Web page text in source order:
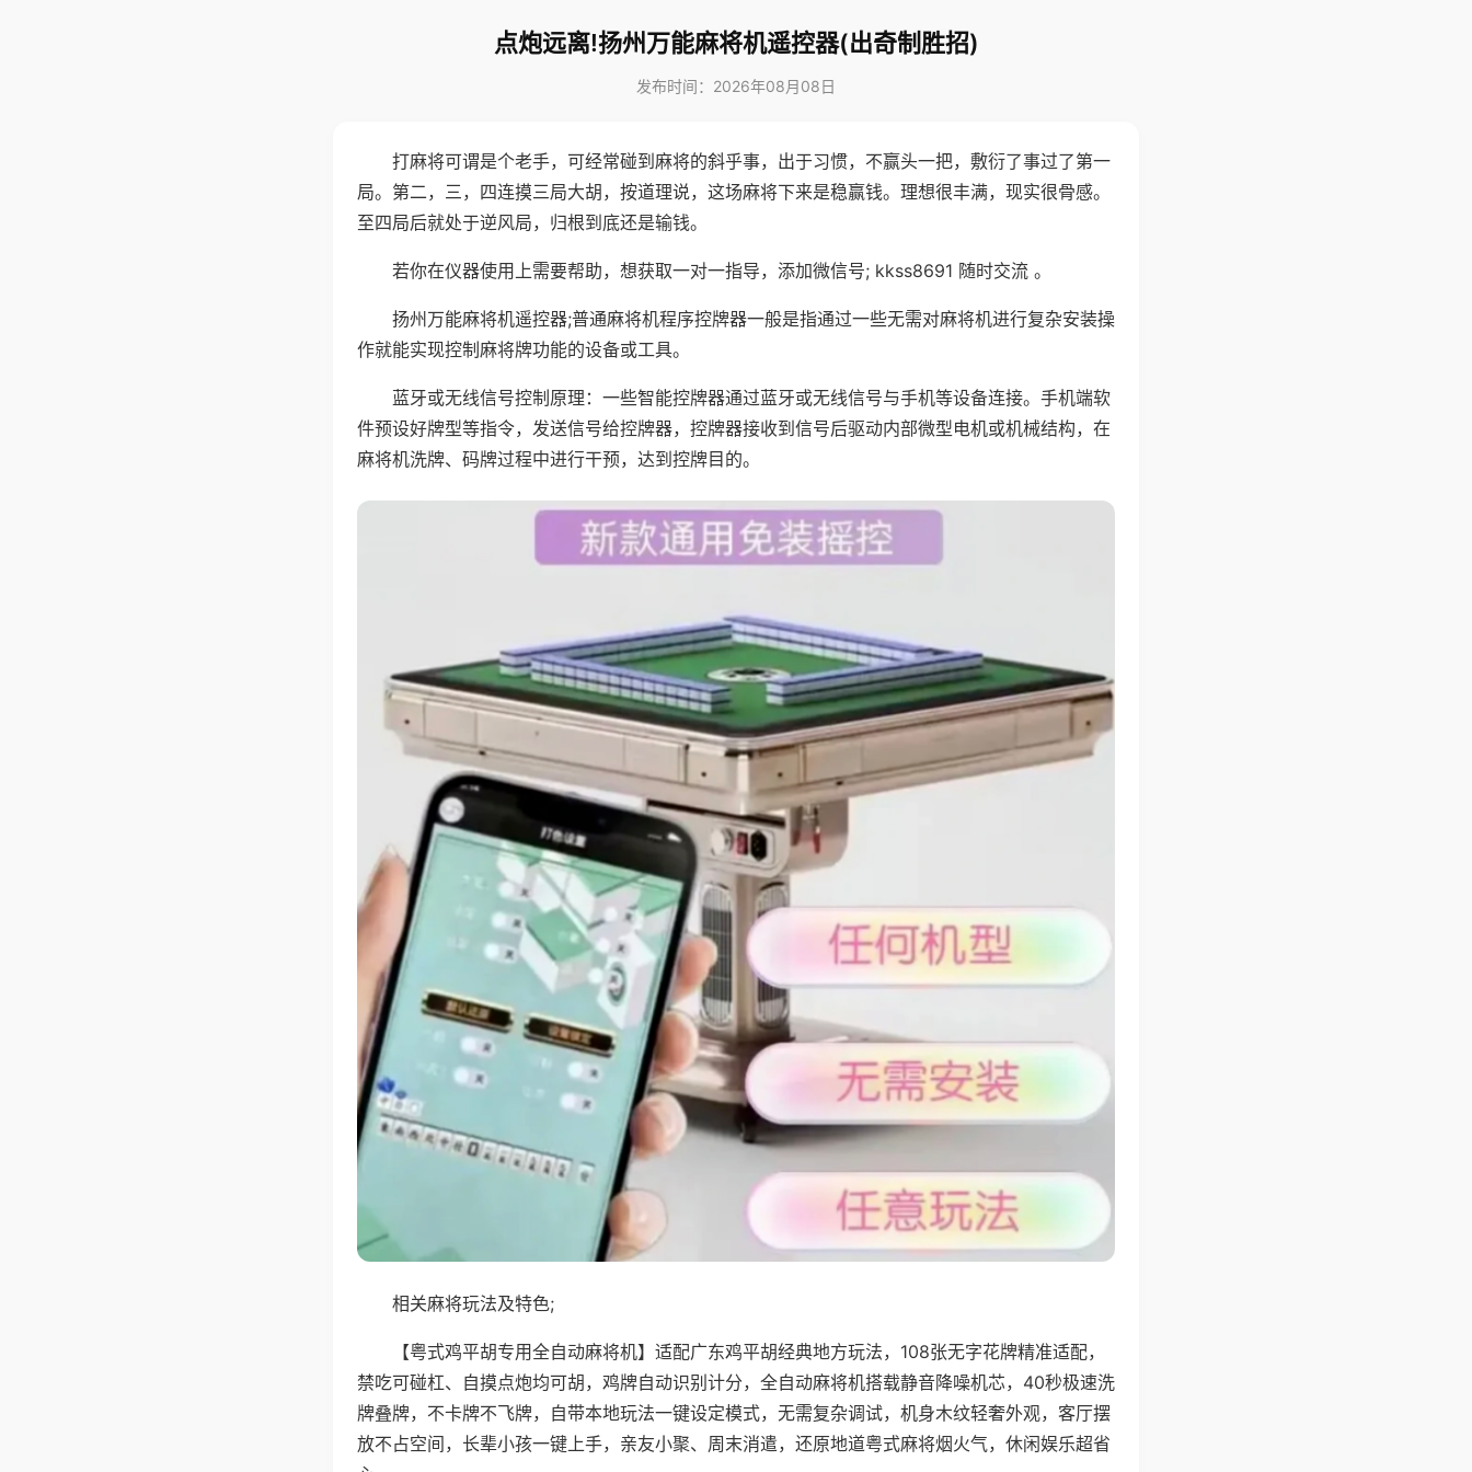
点炮远离!扬州万能麻将机遥控器(出奇制胜招)
发布时间：2026年08月08日
打麻将可谓是个老手，可经常碰到麻将的斜乎事，出于习惯，不赢头一把，敷衍了事过了第一
局。第二，三，四连摸三局大胡，按道理说，这场麻将下来是稳赢钱。理想很丰满，现实很骨感。
至四局后就处于逆风局，归根到底还是输钱。
若你在仪器使用上需要帮助，想获取一对一指导，添加微信号; kkss8691 随时交流 。
扬州万能麻将机遥控器;普通麻将机程序控牌器一般是指通过一些无需对麻将机进行复杂安装操
作就能实现控制麻将牌功能的设备或工具。
蓝牙或无线信号控制原理：一些智能控牌器通过蓝牙或无线信号与手机等设备连接。手机端软
件预设好牌型等指令，发送信号给控牌器，控牌器接收到信号后驱动内部微型电机或机械结构，在
麻将机洗牌、码牌过程中进行干预，达到控牌目的。
相关麻将玩法及特色;
【粤式鸡平胡专用全自动麻将机】适配广东鸡平胡经典地方玩法，108张无字花牌精准适配，
禁吃可碰杠、自摸点炮均可胡，鸡牌自动识别计分，全自动麻将机搭载静音降噪机芯，40秒极速洗
牌叠牌，不卡牌不飞牌，自带本地玩法一键设定模式，无需复杂调试，机身木纹轻奢外观，客厅摆
放不占空间，长辈小孩一键上手，亲友小聚、周末消遣，还原地道粤式麻将烟火气，休闲娱乐超省